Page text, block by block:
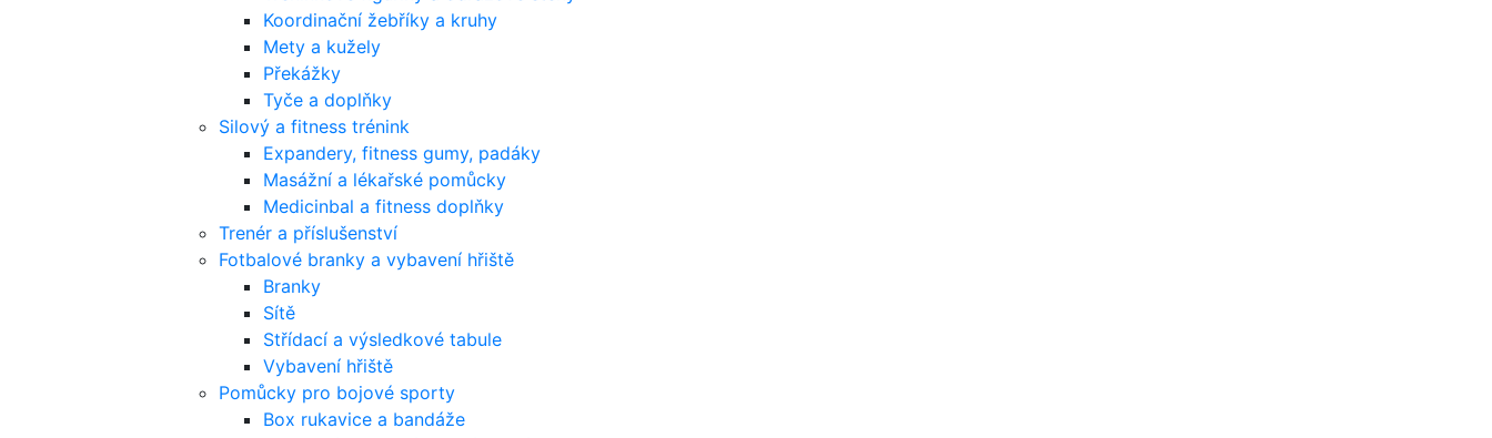
Koordinační žebříky a kruhy
Mety a kužely
Překážky
Tyče a doplňky
Silový a fitness trénink
Expandery, fitness gumy, padáky
Masážní a lékařské pomůcky
Medicinbal a fitness doplňky
Trenér a příslušenství
Fotbalové branky a vybavení hřiště
Branky
Sítě
Střídací a výsledkové tabule
Vybavení hřiště
Pomůcky pro bojové sporty
Box rukavice a bandáže